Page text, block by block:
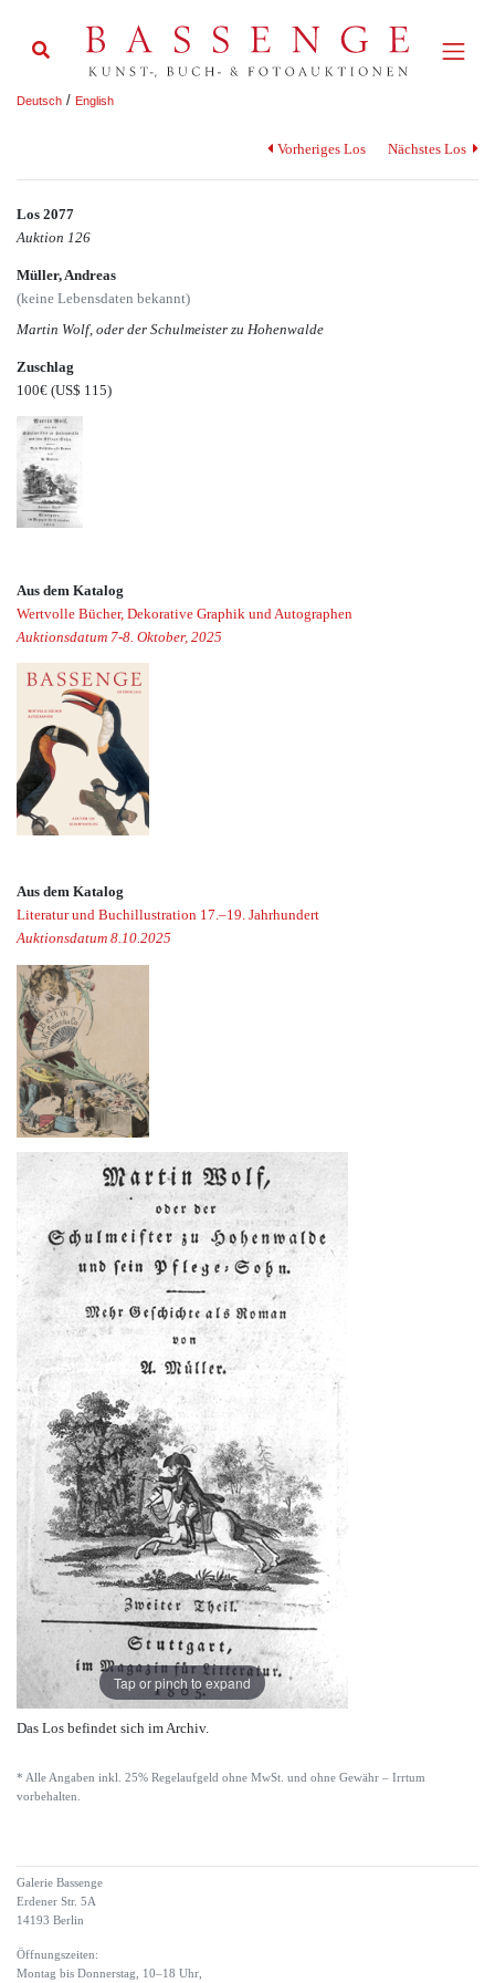
Deutsch / English
Vorheriges Los Nächstes Los
Los 2077
Auktion 126
Müller, Andreas
(keine Lebensdaten bekannt)
Martin Wolf, oder der Schulmeister zu Hohenwalde
Zuschlag
100€ (US$ 115)
Aus dem Katalog
Wertvolle Bücher, Dekorative Graphik und Autographen
Auktionsdatum 7-8. Oktober, 2025
Aus dem Katalog
Literatur und Buchillustration 17.–19. Jahrhundert
Auktionsdatum 8.10.2025
Tap or pinch to expand
Das Los befindet sich im Archiv.
* Alle Angaben inkl. 25% Regelaufgeld ohne MwSt. und ohne Gewähr – Irrtum
vorbehalten.
Galerie Bassenge
Erdener Str. 5A
14193 Berlin
Öffnungszeiten:
Montag bis Donnerstag, 10–18 Uhr,